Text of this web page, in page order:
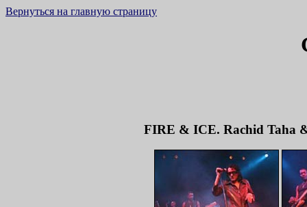
Вернуться на главную страницу
FIRE & ICE. Rachid Taha